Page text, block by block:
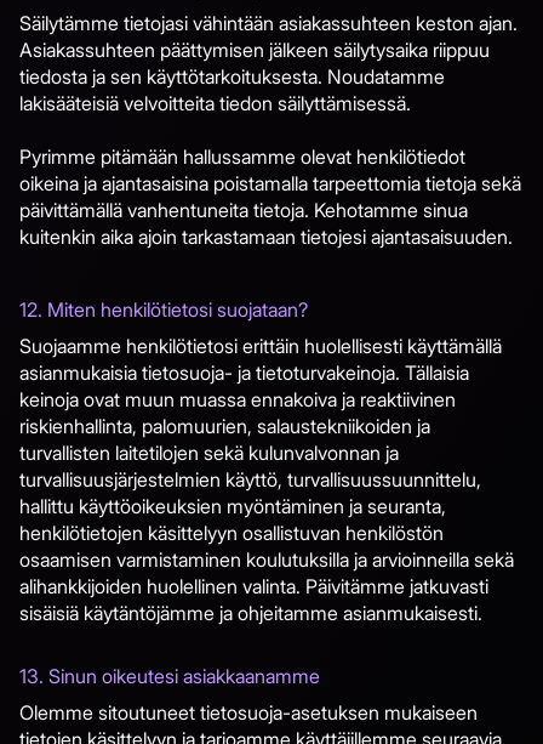
Säilytämme tietojasi vähintään asiakassuhteen keston ajan.
Asiakassuhteen päättymisen jälkeen säilytysaika riippuu
tiedosta ja sen käyttötarkoituksesta. Noudatamme
lakisääteisiä velvoitteita tiedon säilyttämisessä.
​​​​​​​Pyrimme pitämään hallussamme olevat henkilötiedot
oikeina ja ajantasaisina poistamalla tarpeettomia tietoja sekä
päivittämällä vanhentuneita tietoja. Kehotamme sinua
kuitenkin aika ajoin tarkastamaan tietojesi ajantasaisuuden.
12. Miten henkilötietosi suojataan?
Suojaamme henkilötietosi erittäin huolellisesti käyttämällä
asianmukaisia tietosuoja- ja tietoturvakeinoja. Tällaisia
keinoja ovat muun muassa ennakoiva ja reaktiivinen
riskienhallinta, palomuurien, salaustekniikoiden ja
turvallisten laitetilojen sekä kulunvalvonnan ja
turvallisuusjärjestelmien käyttö, turvallisuussuunnittelu,
hallittu käyttöoikeuksien myöntäminen ja seuranta,
henkilötietojen käsittelyyn osallistuvan henkilöstön
osaamisen varmistaminen koulutuksilla ja arvioinneilla sekä
alihankkijoiden huolellinen valinta. Päivitämme jatkuvasti
sisäisiä käytäntöjämme ja ohjeitamme asianmukaisesti.​​​​​​​
13. Sinun oikeutesi asiakkaanamme
Olemme sitoutuneet tietosuoja-asetuksen mukaiseen
tietojen käsittelyyn ja tarjoamme käyttäjillemme seuraavia